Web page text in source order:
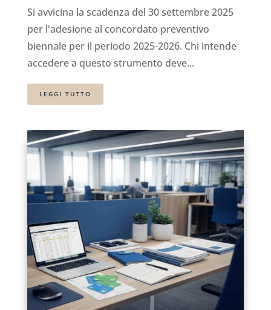
Si avvicina la scadenza del 30 settembre 2025
per l'adesione al concordato preventivo
biennale per il periodo 2025-2026. Chi intende
accedere a questo strumento deve...
LEGGI TUTTO